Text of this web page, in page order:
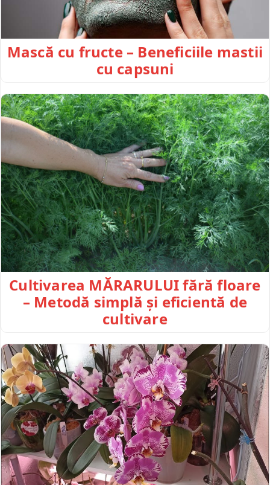
Mască cu fructe – Beneficiile mastii
cu capsuni
Cultivarea MĂRARULUI fără floare
– Metodă simplă și eficientă de
cultivare